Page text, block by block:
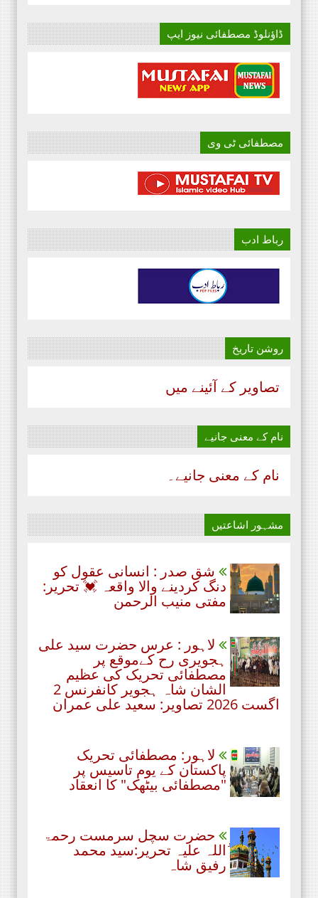
ڈاؤنلوڈ مصطفائی نیوز ایپ
مصطفائی ٹی وی
رباط ادب
روشن تاریخ
تصاویر کے آئینے میں
نام‌ کے معنی جانیے
نام‌ کے معنی جانیے۔
مشہور اشاعتیں
شق صدر : انسانی عقول کو
دنگ کردینے والا واقعہ 💓 تحریر:
مفتی منیب الرحمن
لاہور : عرس حضرت سید علی
ہجویری رح کےموقع پر
مصطفائی تحریک کی عظیم
الشان شاہ ہجویر کانفرنس 2
اگست 2026 تصاویر: سعید علی عمران
لاہور: مصطفائی تحریک
پاکستان کے یومِ تاسیس پر
"مصطفائی بیٹھک" کا انعقاد
حضرت سچل سرمست رحمۃ
ُاللہ علیہ تحریر:سید محمد
رفیق شاہ